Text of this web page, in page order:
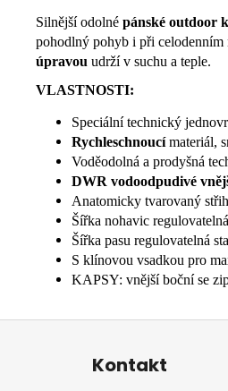
Silnější odolné pánské outdoor
pohodlný pohyb i při celodenním
úpravou udrží v suchu a teple.
VLASTNOSTI:
Speciální technický
Rychleschnoucímateriál,
Voděodolná a prodyšná
DWR vodoodpudivé
Anatomicky tvarovaný
Šířka nohavic
Šířka pasu regulovatelná
S klínovou vsadkou pro
KAPSY: vnější boční se
Z
Kontakt